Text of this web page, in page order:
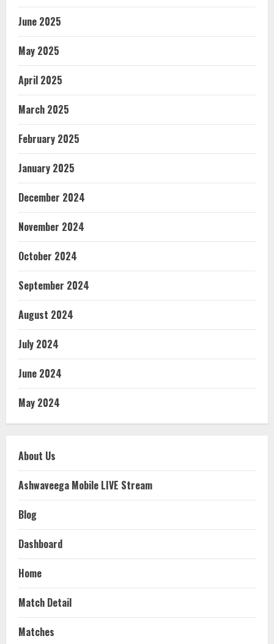
June 2025
May 2025
April 2025
March 2025
February 2025
January 2025
December 2024
November 2024
October 2024
September 2024
August 2024
July 2024
June 2024
May 2024
About Us
Ashwaveega Mobile LIVE Stream
Blog
Dashboard
Home
Match Detail
Matches